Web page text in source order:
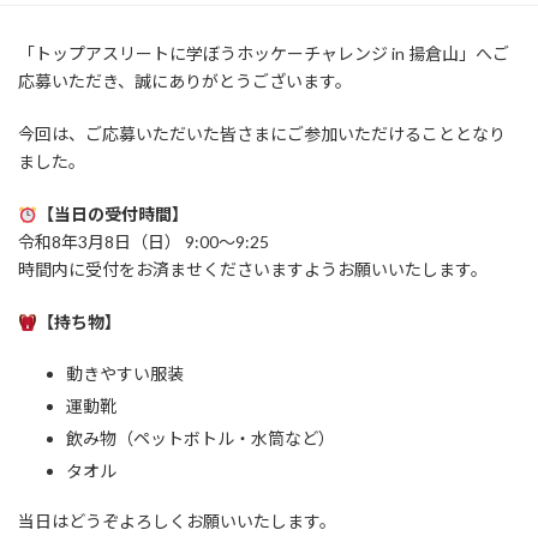
「トップアスリートに学ぼうホッケーチャレンジ in 揚倉山」へご
応募いただき、誠にありがとうございます。
今回は、ご応募いただいた皆さまにご参加いただけることとなり
ました。
【当日の受付時間】
令和8年3月8日（日） 9:00〜9:25
時間内に受付をお済ませくださいますようお願いいたします。
【持ち物】
動きやすい服装
運動靴
飲み物（ペットボトル・水筒など）
タオル
当日はどうぞよろしくお願いいたします。